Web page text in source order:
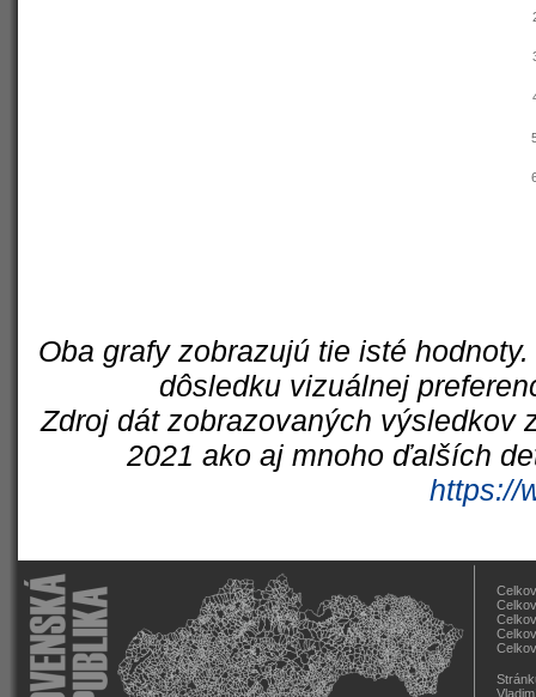
Oba grafy zobrazujú tie isté
dôsledku vizuálnej
Zdroj dát zobrazovaných výsledkov
2021 ako aj mnoho ďalších
https://